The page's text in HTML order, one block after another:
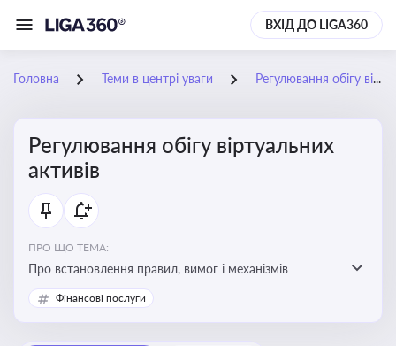
ВХІД ДО LIGA360
Головна Теми в центрі уваги Регулювання обігу віртуальних активів
Регулювання обігу віртуальних
активів
ПРО ЩО ТЕМА:
Про встановлення правил, вимог і механізмів
контролю за використанням, обігом та
оподаткуванням віртуальних активів, таких як
Фінансові послуги